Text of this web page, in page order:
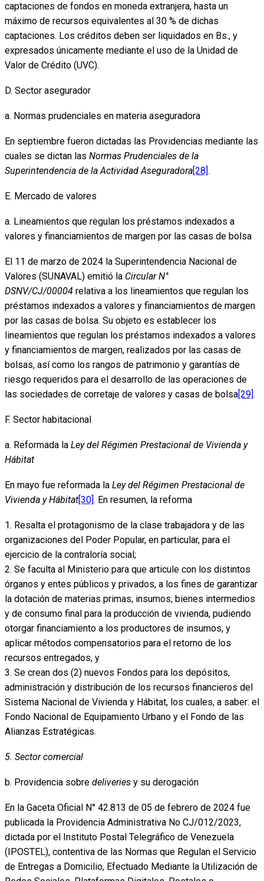
captaciones de fondos en moneda extranjera, hasta un
máximo de recursos equivalentes al 30 % de dichas
captaciones. Los créditos deben ser liquidados en Bs., y
expresados únicamente mediante el uso de la Unidad de
Valor de Crédito (UVC).
D. Sector asegurador
a. Normas prudenciales en materia aseguradora
En septiembre fueron dictadas las Providencias mediante las
cuales se dictan las Normas Prudenciales de la
Superintendencia de la Actividad Aseguradora [28] .
E. Mercado de valores
a. Lineamientos que regulan los préstamos indexados a
valores y financiamientos de margen por las casas de bolsa
El 11 de marzo de 2024 la Superintendencia Nacional de
Valores (SUNAVAL) emitió la Circular N°
DSNV/CJ/00004 relativa a los lineamientos que regulan los
préstamos indexados a valores y financiamientos de margen
por las casas de bolsa. Su objeto es establecer los
lineamientos que regulan los préstamos indexados a valores
y financiamientos de margen, realizados por las casas de
bolsas, así como los rangos de patrimonio y garantías de
riesgo requeridos para el desarrollo de las operaciones de
las sociedades de corretaje de valores y casas de bolsa [29] .
F. Sector habitacional
a. Reformada la Ley del Régimen Prestacional de Vivienda y
Hábitat
En mayo fue reformada la Ley del Régimen Prestacional de
Vivienda y Hábitat [30] . En resumen, la reforma
1. Resalta el protagonismo de la clase trabajadora y de las
organizaciones del Poder Popular, en particular, para el
ejercicio de la contraloría social;
2. Se faculta al Ministerio para que articule con los distintos
órganos y entes públicos y privados, a los fines de garantizar
la dotación de materias primas, insumos, bienes intermedios
y de consumo final para la producción de vivienda, pudiendo
otorgar financiamiento a los productores de insumos, y
aplicar métodos compensatorios para el retorno de los
recursos entregados, y
3. Se crean dos (2) nuevos Fondos para los depósitos,
administración y distribución de los recursos financieros del
Sistema Nacional de Vivienda y Hábitat, los cuales, a saber: el
Fondo Nacional de Equipamiento Urbano y el Fondo de las
Alianzas Estratégicas.
5. Sector comercial
b. Providencia sobre deliveries y su derogación
En la Gaceta Oficial N° 42.813 de 05 de febrero de 2024 fue
publicada la Providencia Administrativa No CJ/012/2023,
dictada por el Instituto Postal Telegráfico de Venezuela
(IPOSTEL), contentiva de las Normas que Regulan el Servicio
de Entregas a Domicilio, Efectuado Mediante la Utilización de